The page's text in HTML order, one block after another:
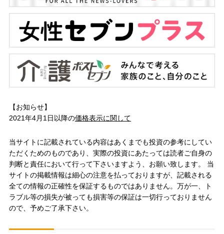
【お知らせ】
2021年4月1日以降の価格表示に関して
当サイトに記載されている内容はあくまでも投資の参考にしてい
ただくためのものであり、実際の投資にあたっては読者ご自身の
判断と責任において行って下さいますよう、お願い致します。 当
サイトの掲載情報は細心の注意を払っておりますが、記載される
全ての情報の正確性を保証するものではありません。万が一、ト
ラブル等の損失が被っても損害等の保証は一切行っておりません
ので、予めご了承下さい。